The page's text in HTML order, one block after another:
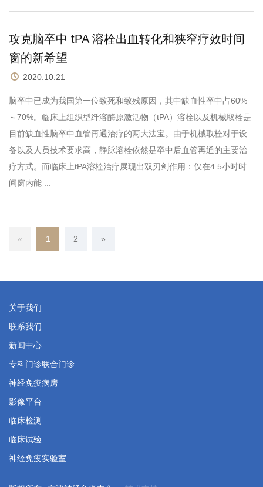
攻克脑卒中 tPA 溶栓出血转化和狭窄疗效时间
窗的新希望
2020.10.21
脑卒中已成为我国第一位致死和致残原因，其中缺血性卒中占60%
～70%。临床上组织型纤溶酶原激活物（tPA）溶栓以及机械取栓是
目前缺血性脑卒中血管再通治疗的两大法宝。由于机械取栓对于设
备以及人员技术要求高，静脉溶栓依然是卒中后血管再通的主要治
疗方式。而临床上tPA溶栓治疗展现出双刃剑作用：仅在4.5小时时
间窗内能 ...
« 上一页1 (当前页)
2 »
关于我们
联系我们
新闻中心
专科门诊联合门诊
神经免疫病房
影像平台
临床检测
临床试验
神经免疫实验室